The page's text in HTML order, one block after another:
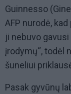
Guinnesso
AFP nurodė,
ji nebuvo
įrodymų“, todėl
šuneliui
Pasak gyvūnų